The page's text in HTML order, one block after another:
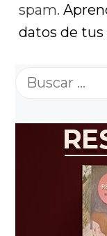
spam.
datos de
Buscar: